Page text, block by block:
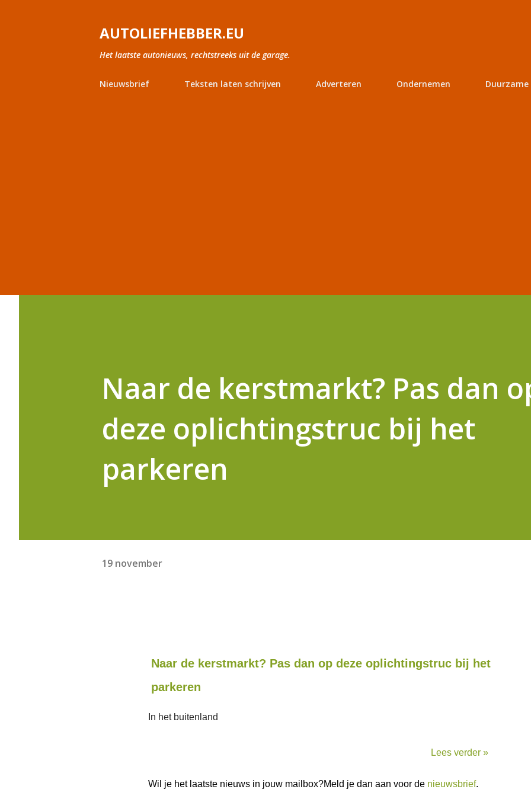
AUTOLIEFHEBBER.EU
Het laatste autonieuws, rechtstreeks uit de garage.
Nieuwsbrief Teksten laten schrijven Adverteren Ondernemen Duurzame
Naar de kerstmarkt? Pas dan
deze oplichtingstruc bij het
parkeren
19 november
Naar de kerstmarkt? Pas dan op deze oplichtingstruc bij het
parkeren
In het buitenland
Lees verder »
Wil je het laatste nieuws in jouw mailbox?Meld je dan aan voor de nieuwsbrief.